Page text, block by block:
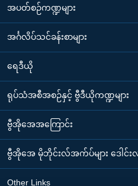
အပတ်စဉ်ကဏ္ဍများ
အင်္ဂလိပ်သင်ခန်းစာများ
ရေဒီယို
ရုပ်သံအစီအစဉ်နှင့် ဗွီဒီယိုကဏ္ဍများ
ဗွီအိုအေအကြောင်း
ဗွီအိုအေ မိုဘိုင်းလ်အက်ပ်များ ဒေါင်
Other Links